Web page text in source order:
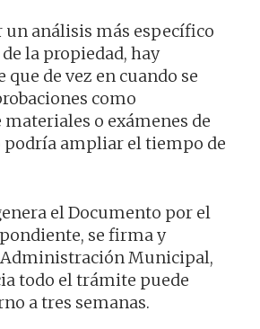
un análisis más específico
la propiedad, hay
que de vez en cuando se
como
o exámenes de
podría ampliar el tiempo de
el Documento por el
se firma y
Administración Municipal,
todo el trámite puede
a tres semanas.